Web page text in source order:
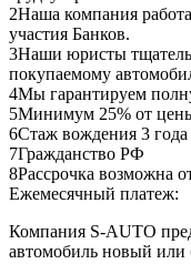
2Наша компания
участия Банков.
3Наши юристы
покупаемому
4Мы гарантируем
5Минимум 25% от цены
6Стаж вождения 3 года
7Гражданство РФ
8Рассрочка возможна
Ежемесячный платеж:
Компания S-AUTO
автомобиль новый или